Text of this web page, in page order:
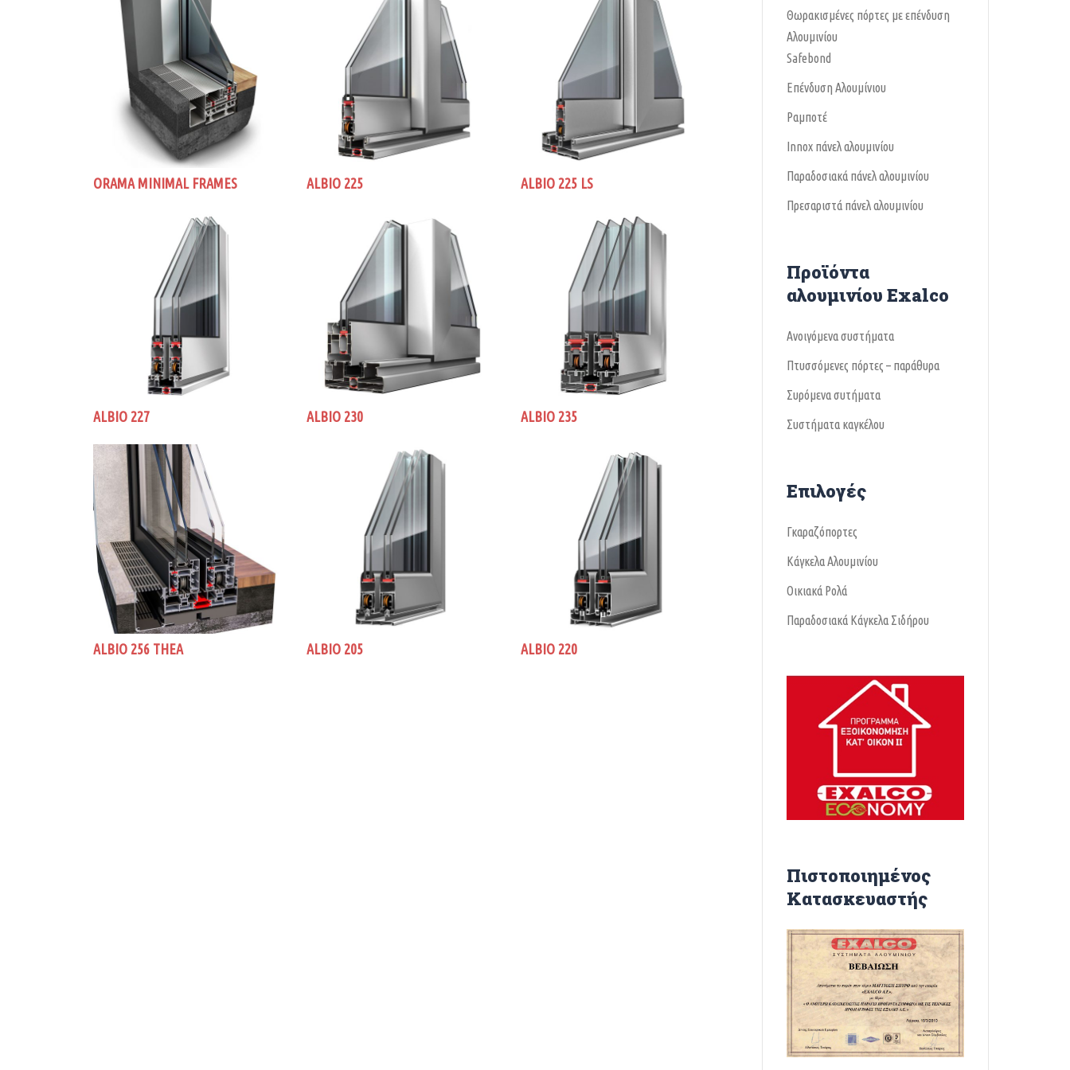
ORAMA MINIMAL FRAMES ALBIO 225 ALBIO 225 LS
ALBIO 227 ALBIO 230 ALBIO 235
ALBIO 256 THEA ALBIO 205 ALBIO 220
Θωρακισμένες πόρτες με επένδυση
Αλουμινίου
Safebond
Επένδυση Αλουμίνιου
Ραμποτέ
Ιnnox πάνελ αλουμινίου
Παραδοσιακά πάνελ αλουμινίου
Πρεσαριστά πάνελ αλουμινίου
Προϊόντα
αλουμινίου Exalco
Ανοιγόμενα συστήματα
Πτυσσόμενες πόρτες – παράθυρα
Συρόμενα συτήματα
Συστήματα καγκέλου
Επιλογές
Γκαραζόπορτες
Κάγκελα Αλουμινίου
Οικιακά Ρολά
Παραδοσιακά Κάγκελα Σιδήρου
Πιστοποιημένος
Κατασκευαστής